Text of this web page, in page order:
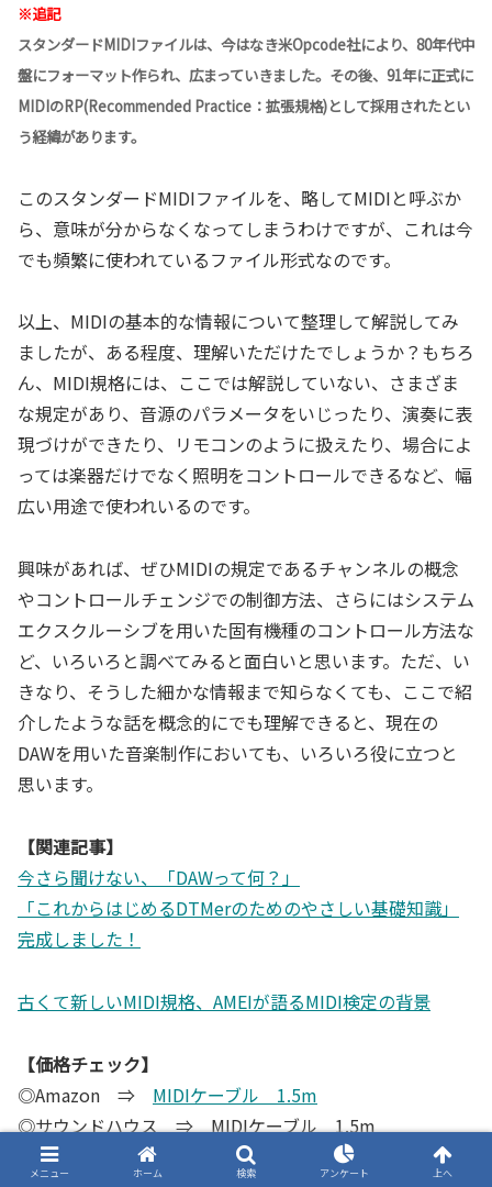
※追記
スタンダードMIDIファイルは、今はなき米Opcode社により、80年代中
盤にフォーマット作られ、広まっていきました。その後、91年に正式に
MIDIのRP(Recommended Practice：拡張規格)として採用されたとい
う経緯があります。
このスタンダードMIDIファイルを、略してMIDIと呼ぶか
ら、意味が分からなくなってしまうわけですが、これは今
でも頻繁に使われているファイル形式なのです。
以上、MIDIの基本的な情報について整理して解説してみ
ましたが、ある程度、理解いただけたでしょうか？もちろ
ん、MIDI規格には、ここでは解説していない、さまざま
な規定があり、音源のパラメータをいじったり、演奏に表
現づけができたり、リモコンのように扱えたり、場合によ
っては楽器だけでなく照明をコントロールできるなど、幅
広い用途で使われいるのです。
興味があれば、ぜひMIDIの規定であるチャンネルの概念
やコントロールチェンジでの制御方法、さらにはシステム
エクスクルーシブを用いた固有機種のコントロール方法な
ど、いろいろと調べてみると面白いと思います。ただ、い
きなり、そうした細かな情報まで知らなくても、ここで紹
介したような話を概念的にでも理解できると、現在の
DAWを用いた音楽制作においても、いろいろ役に立つと
思います。
【関連記事】
今さら聞けない、「DAWって何？」
「これからはじめるDTMerのためのやさしい基礎知識」
完成しました！
古くて新しいMIDI規格、AMEIが語るMIDI検定の背景
【価格チェック】
◎Amazon ⇒ MIDIケーブル 1.5m
◎サウンドハウス ⇒ MIDIケーブル 1.5m
◎Amazon ⇒MIDIケーブル 3.0m
メニュー ホーム 検索 アンケート 上へ